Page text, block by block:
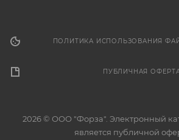
ПОЛИТИКА ИСПОЛЬЗОВАНИЯ
ПУБЛИЧНАЯ
2026 © ООО "Форза". Электронный
является публичной